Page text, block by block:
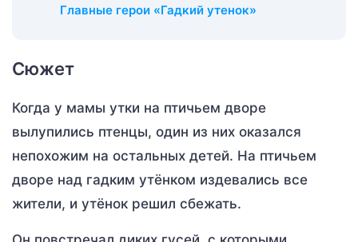
Главные герои «Гадкий утенок»
Сюжет
Когда у мамы утки на птичьем дворе
вылупились птенцы, один из них оказался
непохожим на остальных детей. На птичьем
дворе над гадким утёнком издевались все
жители, и утёнок решил сбежать.